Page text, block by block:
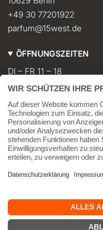
+49 30 77201922
parfum@15west.de
ÖFFNUNGSZEITEN
DI – FR 11 – 18
SA 11 – 17
MO geschlossen
INFORMATIONEN
Kontakt
Impressum
AGB